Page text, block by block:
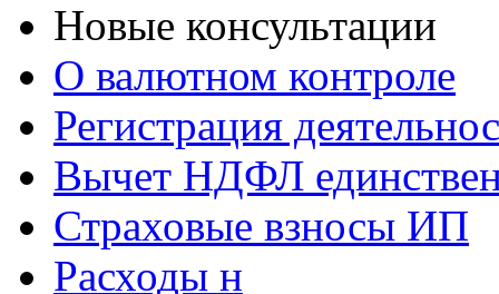
Новые консультации
О валютном контроле
Регистрация
Вычет НДФЛ
Страховые взносы ИП
Расходы н